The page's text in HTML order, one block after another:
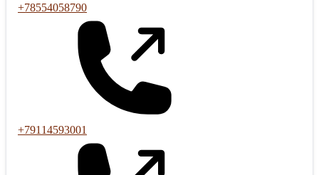
+78554058790
+79114593001